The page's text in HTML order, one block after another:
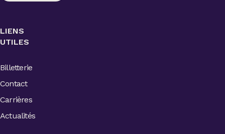
LIENS
UTILES
Billetterie
Contact
Carrières
Actualités